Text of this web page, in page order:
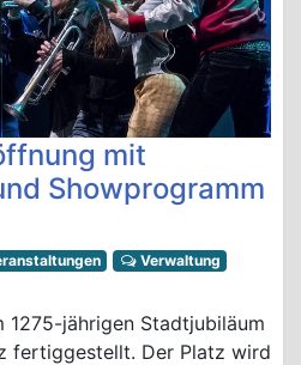
mit
Showprogramm
Verwaltung
1275-jährigen Stadtjubiläum
fertiggestellt. Der Platz wird